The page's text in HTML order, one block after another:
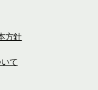
方針
て